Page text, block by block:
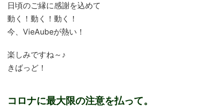
日頃のご縁に感謝を込めて
動く！動く！動く！
今、VieAubeが熱い！
楽しみですね～♪
きばっど！
コロナに最大限の注意を払って。